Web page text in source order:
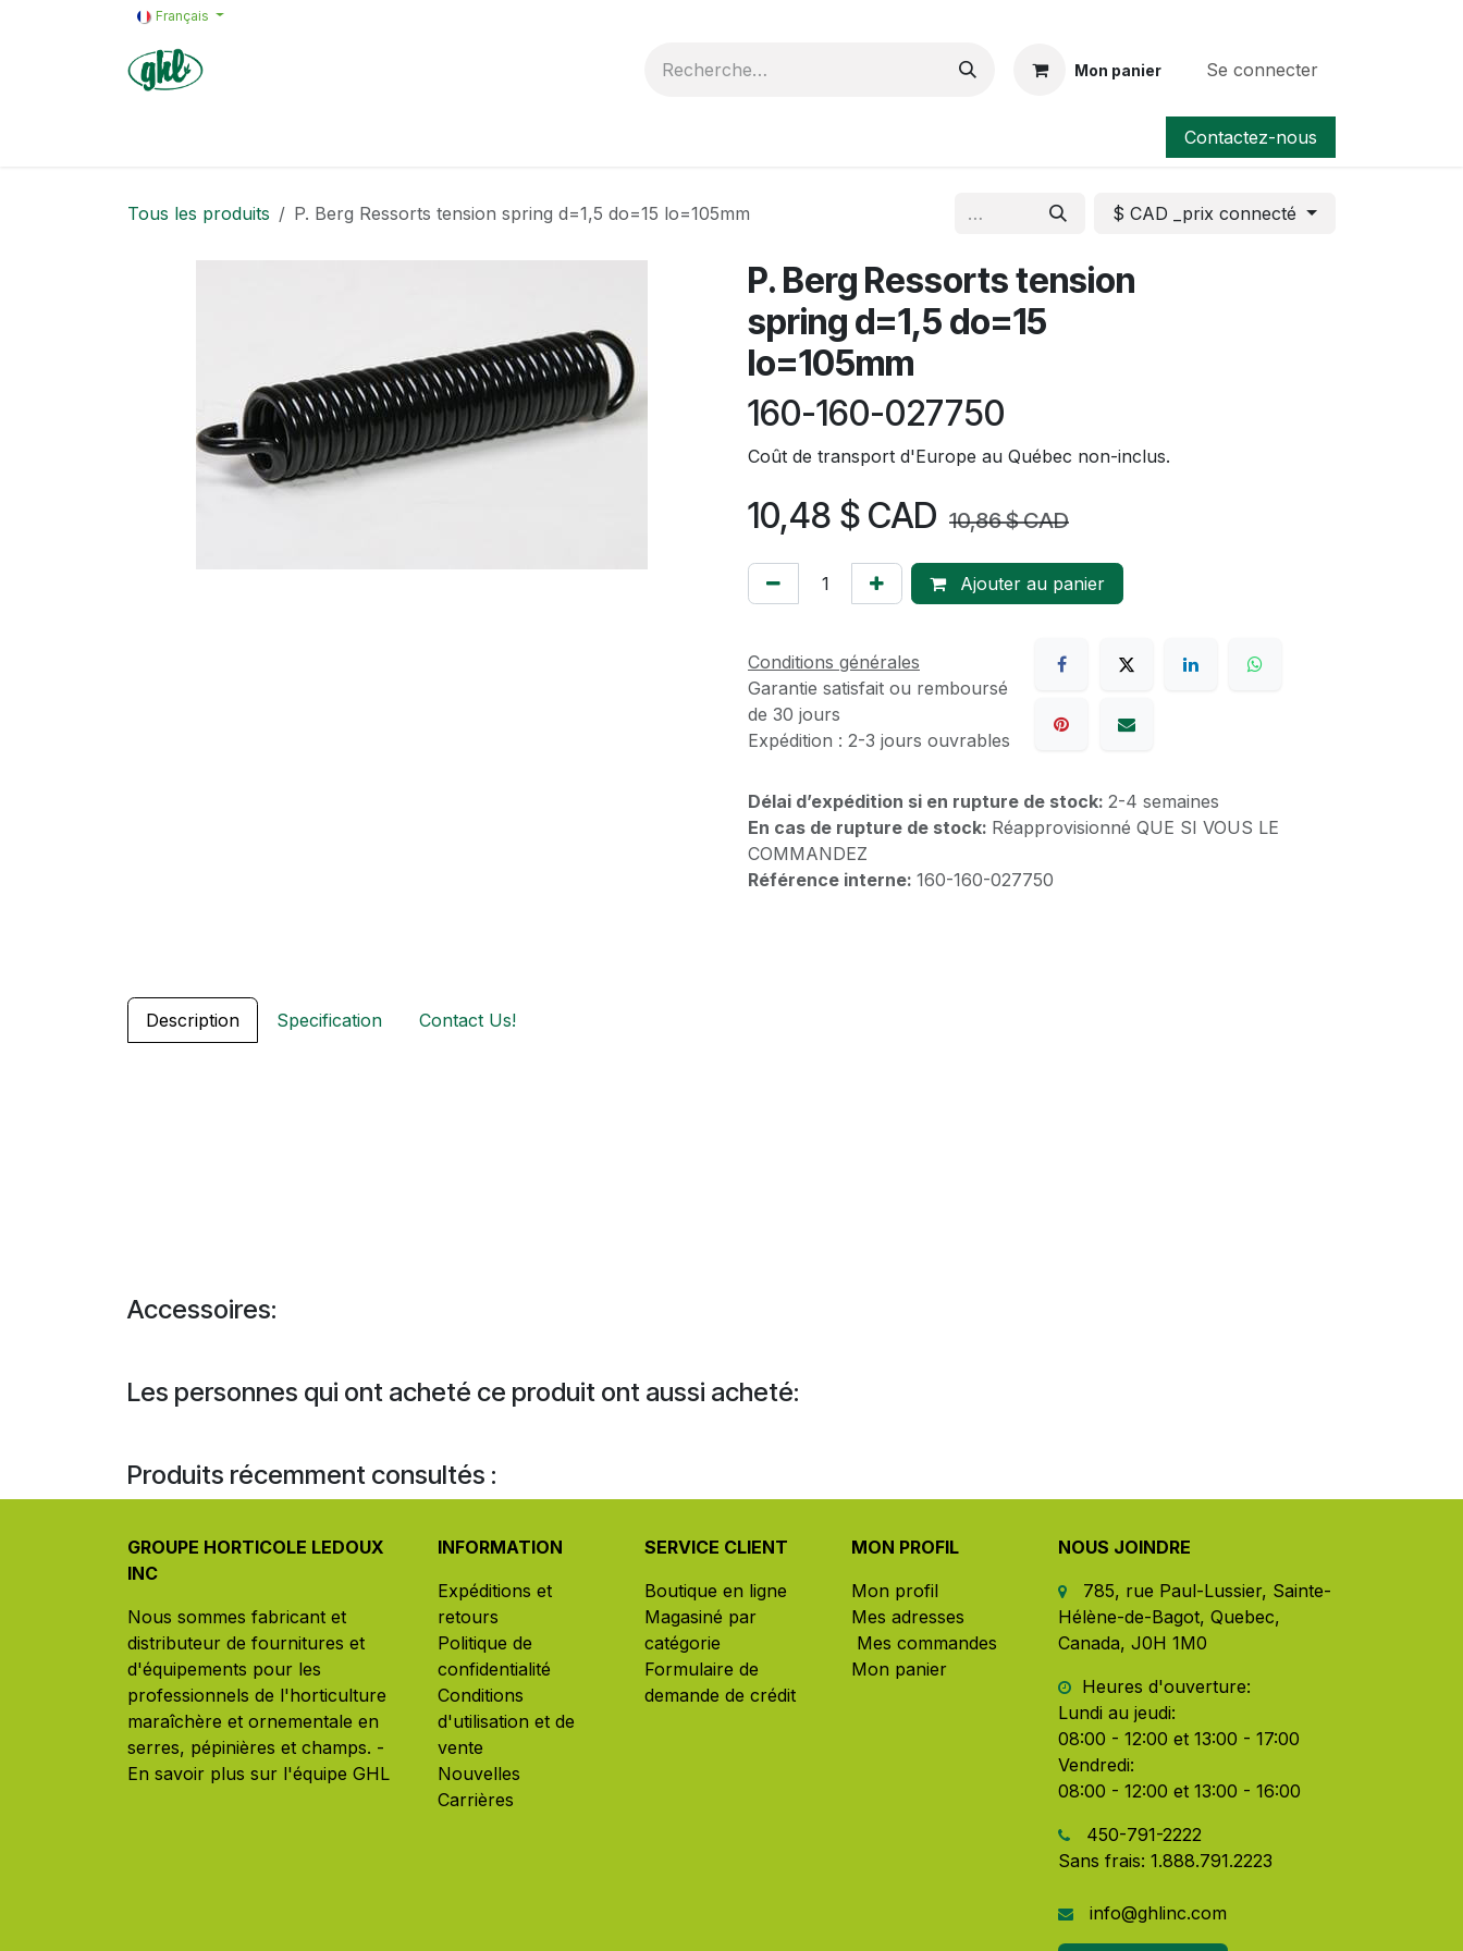
Se rendre au contenuFrançais
Mon panier Se connecter
Contactez-nous
Tous les produits P. Berg Ressorts tension spring d=1,5 do=15 lo=105mm $ CAD _prix connecté
P. Berg Ressorts tension
spring d=1,5 do=15
lo=105mm
160-160-027750
Coût de transport d'Europe au Québec non-inclus.
10,48 $ CAD 10,86$ CAD
Ajouter au panier
Conditions générales
Garantie satisfait ou remboursé
de 30 jours
Expédition : 2-3 jours ouvrables
Délai d’expédition si en rupture de stock: 2-4 semaines
En cas de rupture de stock: Réapprovisionné QUE SI VOUS LE
COMMANDEZ
Référence interne: 160-160-027750
Description Specification Contact Us!
Accessoires:
Les personnes qui ont acheté ce produit ont aussi acheté:
Produits récemment consultés :
GROUPE HORTICOLE LEDOUX
INC
Nous sommes fabricant et
distributeur de fournitures et
d'équipements pour les
professionnels de l'horticulture
maraîchère et ornementale en
serres, pépinières et champs. -
En savoir plus sur l'équipe GHL
INFORMATION
Expéditions et
retours
Politique de
confidentialité
Conditions
d'utilisation et de
vente
Nouvelles
Carrières
SERVICE CLIENT
Boutique en ligne
Magasiné par
catégorie
Formulaire de
demande de crédit
MON PROFIL
Mon profil
Mes adresses
Mes commandes
Mon panier
NOUS JOINDRE
785, rue Paul-Lussier, Sainte-
Hélène-de-Bagot, Quebec,
Canada, J0H 1M0
​ Heures d'ouverture:
Lundi au jeudi:
08:00 - 12:00 et 13:00 - 17:00
Vendredi:
08:00 - 12:00 et 13:00 - 16:00
450-791-2222
Sans frais: 1.888.791.2223
info@ghlinc.com